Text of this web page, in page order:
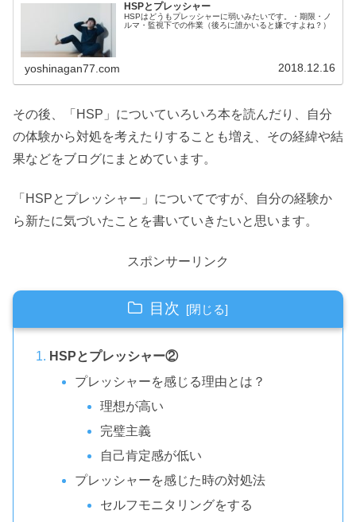
HSPとプレッシャー
HSPはどうもプレッシャーに弱いみたいです。・期限・ノ
ルマ・監視下での作業（後ろに誰かいると嫌ですよね？）
yoshinagan77.com 2018.12.16
その後、「HSP」についていろいろ本を読んだり、自分
の体験から対処を考えたりすることも増え、その経緯や結
果などをブログにまとめています。
「HSPとプレッシャー」についてですが、自分の経験か
ら新たに気づいたことを書いていきたいと思います。
スポンサーリンク
目次
HSPとプレッシャー②
プレッシャーを感じる理由とは？
理想が高い
完璧主義
自己肯定感が低い
プレッシャーを感じた時の対処法
セルフモニタリングをする